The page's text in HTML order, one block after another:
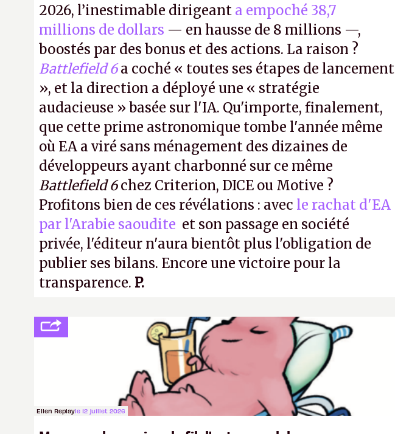
2026, l’inestimable dirigeant a empoché 38,7
millions de dollars — en hausse de 8 millions —,
boostés par des bonus et des actions. La raison ?
Battlefield 6a coché « toutes ses étapes de lancement
», et la direction a déployé une « stratégie
audacieuse » basée sur l'IA. Qu'importe, finalement,
que cette prime astronomique tombe l'année même
où EA a viré sans ménagement des dizaines de
développeurs ayant charbonné sur ce même
Battlefield 6chez Criterion, DICE ou Motive ?
Profitons bien de ces révélations : avec le rachat d'EA
par l'Arabie saoudite et son passage en société
privée, l'éditeur n'aura bientôt plus l'obligation de
publier ses bilans. Encore une victoire pour la
transparence. P.
Ellen Replayle 12 juillet 2026